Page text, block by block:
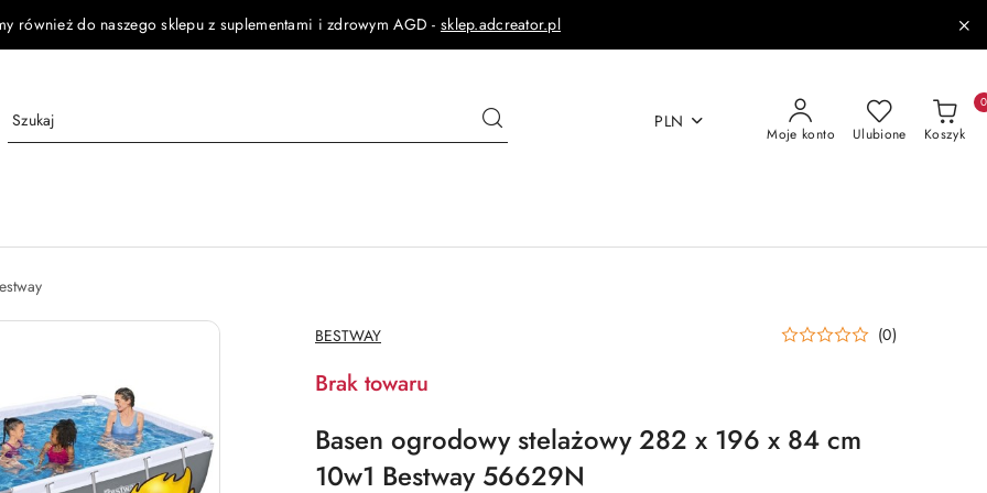
również do naszego sklepu z suplementami i zdrowym AGD - sklep.adcreator.pl
PLN
Moje konto Ulubione Koszyk
0
NAZWA
PRODUCENTA:
BESTWAY (0)
Brak towaru
Basen ogrodowy stelażowy 282 x 196 x 84 cm
10w1 Bestway 56629N